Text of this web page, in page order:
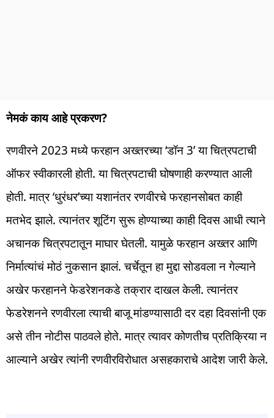
नेमकं काय आहे प्रकरण?
रणवीरने 2023 मध्ये फरहान अख्तरच्या ‘डॉन 3’ या चित्रपटाची
ऑफर स्वीकारली होती. या चित्रपटाची घोषणाही करण्यात आली
होती. मात्र ‘धुरंधर’च्या यशानंतर रणवीरचे फरहानसोबत काही
मतभेद झाले. त्यानंतर शूटिंग सुरू होण्याच्या काही दिवस आधी त्याने
अचानक चित्रपटातून माघार घेतली. यामुळे फरहान अख्तर आणि
निर्मात्यांचं मोठं नुकसान झालं. चर्चेतून हा मुद्दा सोडवला न गेल्याने
अखेर फरहानने फेडरेशनकडे तक्रार दाखल केली. त्यानंतर
फेडरेशनने रणवीरला त्याची बाजू मांडण्यासाठी दर दहा दिवसांनी एक
असे तीन नोटीस पाठवले होते. मात्र त्यावर कोणतीच प्रतिक्रिया न
आल्याने अखेर त्यांनी रणवीरविरोधात असहकाराचे आदेश जारी केले.